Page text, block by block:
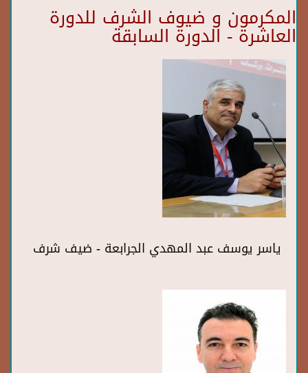
المكرمون و ضيوف الشرف للدورة
العاشرة - الدورة السابقة
ياسر يوسف عبد المهدي الجرابعة - ضيف شرف